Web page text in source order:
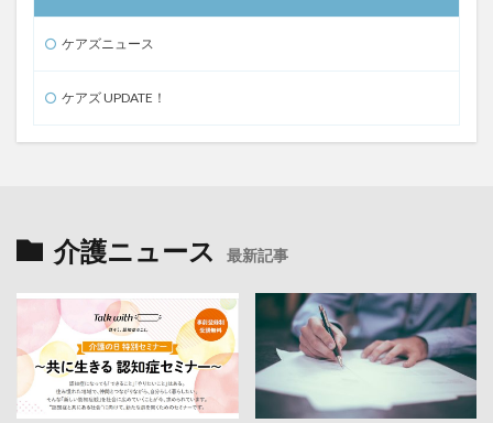
ケアズニュース
ケアズ UPDATE！
介護ニュース 最新記事